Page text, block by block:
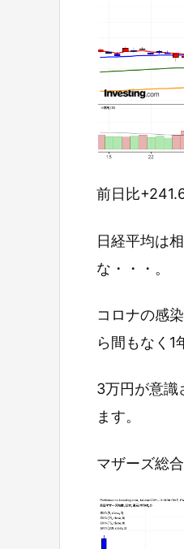
前日比
日経平均は
な・・・。
コロナの感
ら間もなく1
3万円が意識
ます。
マザーズ総